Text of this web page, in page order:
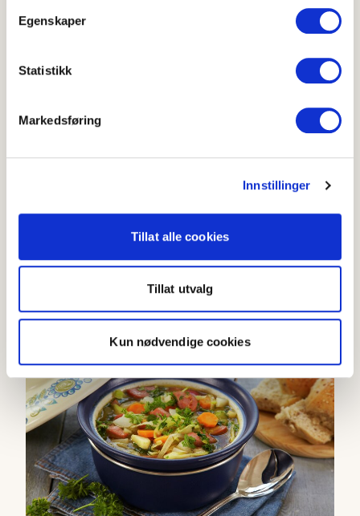
Egenskaper
Statistikk
Markedsføring
Innstillinger
Tillat alle cookies
Tillat utvalg
Kun nødvendige cookies
Flere oppskrifter
Grønnsaksgryte med eple og hodekål